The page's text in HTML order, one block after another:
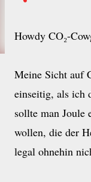
Howdy CO₂-
Meine Sicht auf
einseitig, als ich
sollte man Joule
wollen, die der
legal ohnehin